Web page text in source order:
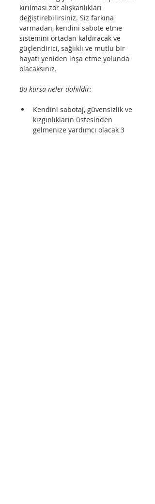
kırılması zor alışkanlıkları
değiştirebilirsiniz. Siz farkına
varmadan, kendini sabote etme
sistemini ortadan kaldıracak ve
güçlendirici, sağlıklı ve mutlu bir
hayatı yeniden inşa etme yolunda
olacaksınız.
Bu kursa neler dahildir:
Kendini sabotaj, güvensizlik ve
kızgınlıkların üstesinden
gelmenize yardımcı olacak 3